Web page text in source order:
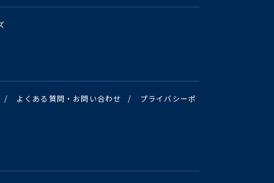
/ よくある質問・お問い合わせ / プライバシーポ